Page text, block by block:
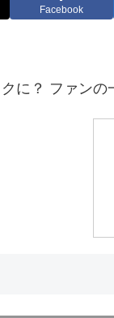
Facebook
に？ ファン